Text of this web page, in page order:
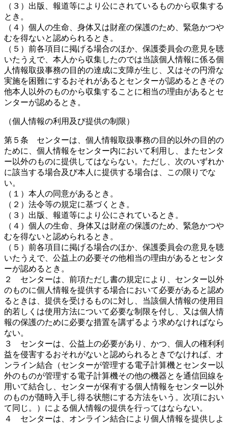
（３）出版、報道等により公にされているものから収集する
とき。
（４）個人の生命、身体又は財産の保護のため、緊急かつや
むを得ないと認められるとき。
（５）前各項目に掲げる場合のほか、保護委員会の意見を聴
いたうえで、本人から収集したのでは当該個人情報に係る個
人情報取扱事務の目的の達成に支障が生じ、又はその円滑な
実施を困難にするおそれがあるとセンターが認めるときその
他本人以外のものから収集することに相当の理由があるとセ
ンターが認めるとき。
（個人情報の利用及び提供の制限）
第５条 センターは、個人情報取扱事務の目的以外の目的の
ために、個人情報をセンター内において利用し、またセンタ
ー以外のものに提供してはならない。ただし、次のいずれか
に該当する場合及び本人に提供する場合は、この限りでな
い。
（１）本人の同意があるとき。
（２）法令等の規定に基づくとき。
（３）出版、報道等により公にされているとき。
（４）個人の生命、身体又は財産の保護のため、緊急かつや
むを得ないと認められるとき。
（５）前各項目に掲げる場合のほか、保護委員会の意見を聴
いたうえで、公益上の必要その他相当の理由があるとセンタ
ーが認めるとき。
２ センターは、前項ただし書の規定により、センター以外
のものに個人情報を提供する場合において必要があると認め
るときは、提供を受けるものに対し、当該個人情報の使用目
的若しくは使用方法について必要な制限を付し、又は個人情
報の保護のために必要な措置を講ずるよう求めなければなら
ない。
３ センターは、公益上の必要があり、かつ、個人の権利利
益を侵害するおそれがないと認められるときでなければ、オ
ンライン結合（センターが管理する電子計算機とセンター以
外のものが管理する電子計算機その他の機器とを通信回線を
用いて結合し、センターが保有する個人情報をセンター以外
のものが随時入手し得る状態にする方法をいう。次項におい
て同じ。）による個人情報の提供を行ってはならない。
４ センターは、オンライン結合により個人情報を提供しよ